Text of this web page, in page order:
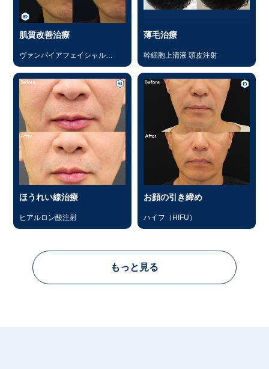
肌質改善治療
ヴァンパイアフェイシャル
（PRP）
薄毛治療
幹細胞上清液 頭皮注射
ほうれい線治療
ヒアルロン酸注射
お顔の引き締め
ハイフ（HIFU）
もっと見る